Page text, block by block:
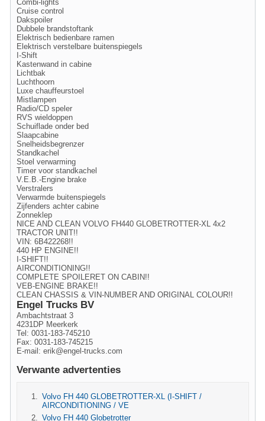
Combi-lights
Cruise control
Dakspoiler
Dubbele brandstoftank
Elektrisch bedienbare ramen
Elektrisch verstelbare buitenspiegels
I-Shift
Kastenwand in cabine
Lichtbak
Luchthoorn
Luxe chauffeurstoel
Mistlampen
Radio/CD speler
RVS wieldoppen
Schuiflade onder bed
Slaapcabine
Snelheidsbegrenzer
Standkachel
Stoel verwarming
Timer voor standkachel
V.E.B.-Engine brake
Verstralers
Verwarmde buitenspiegels
Zijfenders achter cabine
Zonneklep
NICE AND CLEAN VOLVO FH440 GLOBETROTTER-XL 4x2
TRACTOR UNIT!!
VIN: 6B422268!!
440 HP ENGINE!!
I-SHIFT!!
AIRCONDITIONING!!
COMPLETE SPOILERET ON CABIN!!
VEB-ENGINE BRAKE!!
CLEAN CHASSIS & VIN-NUMBER AND ORIGINAL COLOUR!!
Engel Trucks BV
Ambachtstraat 3
4231DP Meerkerk
Tel: 0031-183-745210
Fax: 0031-183-745215
E-mail: erik@engel-trucks.com
Verwante advertenties
Volvo FH 440 GLOBETROTTER-XL (I-SHIFT /
AIRCONDITIONING / VE
Volvo FH 440 Globetrotter